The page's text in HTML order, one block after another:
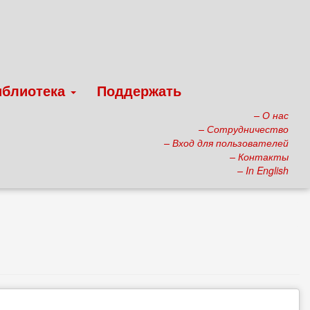
Поддержать
– О нас
– Сотрудничество
– Вход для пользователей
– Контакты
– In English